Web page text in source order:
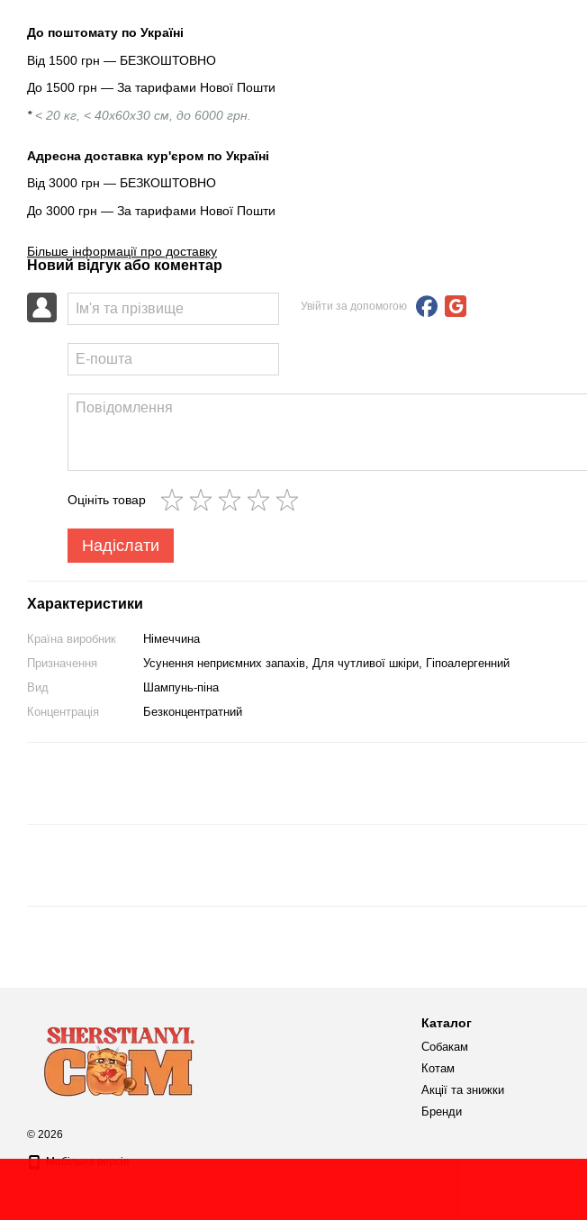
До поштомату по Україні
Від 1500 грн — БЕЗКОШТОВНО
До 1500 грн — За тарифами Нової Пошти
* < 20 кг, < 40х60х30 см, до 6000 грн.
Адресна доставка кур'єром по Україні
Від 3000 грн — БЕЗКОШТОВНО
До 3000 грн — За тарифами Нової Пошти
Більше інформації про доставку
Новий відгук або коментар
Увійти за допомогою
Оцініть товар
Надіслати
Характеристики
Країна виробник
Німеччина
Призначення
Усунення неприємних запахів, Для чутливої шкіри, Гіпоалергенний
Вид
Шампунь-піна
Концентрація
Безконцентратний
© 2026
Мобільна версія
Каталог
Собакам
Котам
Акції та знижки
Бренди